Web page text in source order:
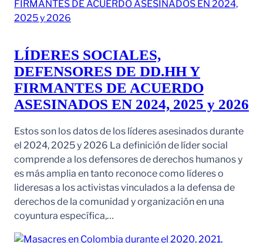
LÍDERES SOCIALES,
DEFENSORES DE DD.HH Y
FIRMANTES DE ACUERDO
ASESINADOS EN 2024, 2025 y 2026
Estos son los datos de los líderes asesinados durante
el 2024, 2025 y 2026 La definición de líder social
comprende a los defensores de derechos humanos y
es más amplia en tanto reconoce como líderes o
lideresas a los activistas vinculados a la defensa de
derechos de la comunidad y organización en una
coyuntura específica,…